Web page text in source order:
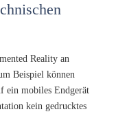
Reality an
Beispiel können
ein mobiles Endgerät
kein gedrucktes